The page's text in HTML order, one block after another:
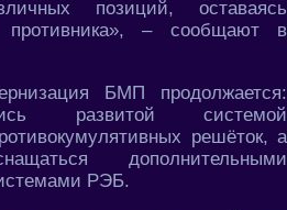
позиций, оставаясь
противника», – сообщают в
БМП продолжается:
развитой системой
решёток, а
дополнительными
РЭБ.